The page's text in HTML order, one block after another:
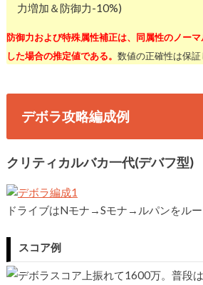
力増加＆防御力-10%)
防御力および特殊属性補正は、同属性のノー
した場合の推定値である。 数値の正確性は保証
デボラ攻略編成例
クリティカルバカ一代(デバフ型)
ドライブはNモナ→Sモナ→ルパンをル
スコア例
上振れて1600万。普段